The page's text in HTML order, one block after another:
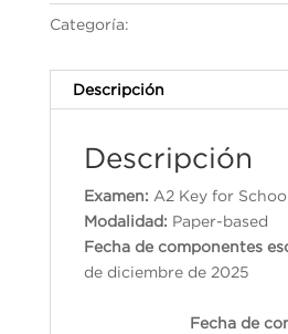
Categoría:
Descripción
Descripción
Examen: A2 Key for
Modalidad: Paper-based
Fecha de componentes
de diciembre
Fecha de